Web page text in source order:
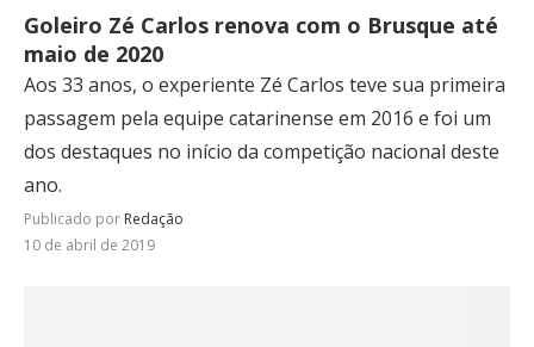
Goleiro Zé Carlos renova com o Brusque até
maio de 2020
Aos 33 anos, o experiente Zé Carlos teve sua primeira
passagem pela equipe catarinense em 2016 e foi um
dos destaques no início da competição nacional deste
ano.
Publicado por Redação
10 de abril de 2019